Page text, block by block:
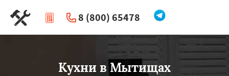
8 (800) 65478
| Перезвоните мне
Кухни в Мытищах